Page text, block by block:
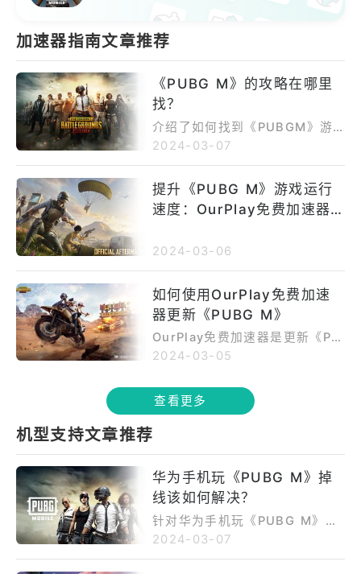
加速器指南文章推荐
《PUBG M》的攻略在哪里
找？
介绍了如何找到《PUBGM》游
戏的攻略，并提供了五个步骤来
中遇到的具体问题，以便有针对
性地寻找攻略。其次，玩家可以
平台上找到大量的《PUBGM》
程度以及攻略的更新频率。找到
优质攻略后，玩家应该将其中的
策略和技巧应用到实战中，并不
断总结经验，根据实际情况进行
调整。最后，玩家可以加入《PU
心得，提高自己的游戏水平。
2024-03-07
提升《PUBG M》游戏运行
速度：OurPlay免费加速器
2024-03-06
如何使用OurPlay免费加速
器更新《PUBG M》
OurPlay免费加速器是更新《PU
BG M》的利器。首先下载并注
连接。然后打开游戏，系统将自
动检查并更新。更新过程中，可
省时间，还提升游戏流畅度和稳
定性。赶快下载，畅快游戏吧！
2024-03-05
查看更多
机型支持文章推荐
华为手机玩《PUBG M》掉
线该如何解决？
针对华为手机玩《PUBG M》时
可能出现的掉线问题，给出了几
2024-03-07